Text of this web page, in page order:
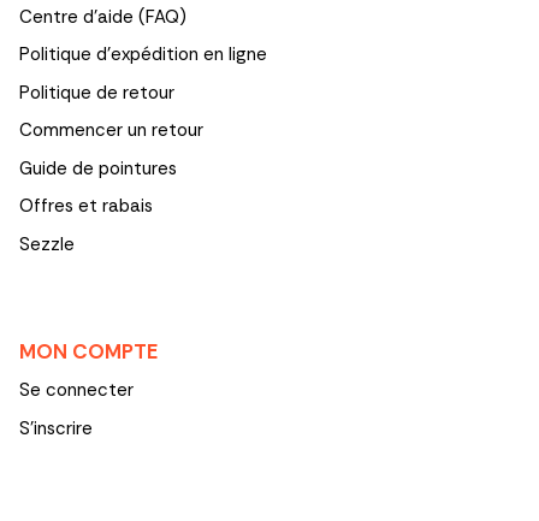
Centre d'aide (FAQ)
Politique d’expédition en ligne
Politique de retour
Commencer un retour
Guide de pointures
Offres et rabais
Sezzle
MON COMPTE
Se connecter
S'inscrire